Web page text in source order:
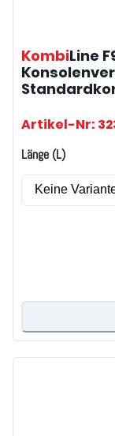
KombiLine
Artikel-Nr:
Länge (L)